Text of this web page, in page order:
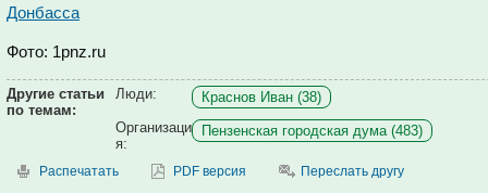
Донбасса
Фото: 1pnz.ru
Другие статьи
по темам:
Люди:
Краснов Иван (38)
Организаци
я:
Пензенская городская дума (483)
Распечатать PDF версия Переслать другу